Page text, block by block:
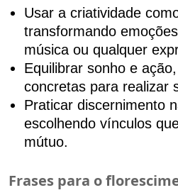
Usar a criatividade
transformando
música ou qualquer
Equilibrar sonho e
concretas para realizar
Praticar discernimento
escolhendo vínculos
mútuo.
Frases para o